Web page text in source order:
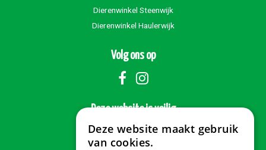
Dierenwinkel Steenwijk
Dierenwinkel Haulerwijk
Volg ons op
Deze website is veilig
Deze website maakt gebruik
van cookies.